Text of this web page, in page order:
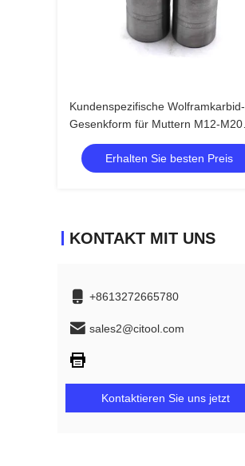
Kundenspezifische Wolframkarbid-
Gesenkform für Muttern M12-M20
Schmiedeform
Erhalten Sie besten Preis
KONTAKT MIT UNS
+8613272665780
sales2@citool.com
Kontaktieren Sie uns jetzt